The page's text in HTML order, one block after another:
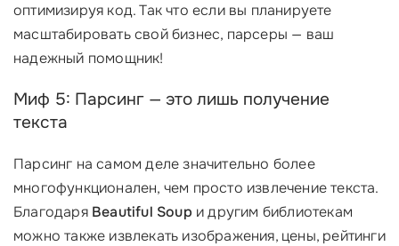
оптимизируя код. Так что если вы планируете
масштабировать свой бизнес, парсеры — ваш
надежный помощник!
Миф 5: Парсинг — это лишь получение
текста
Парсинг на самом деле значительно более
многофункционален, чем просто извлечение текста.
Благодаря Beautiful Soup и другим библиотекам
можно также извлекать изображения, цены, рейтинги